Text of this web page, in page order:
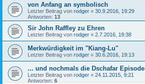
von Anfang an symbolisch
Letzter Beitrag von rodger « 30.9.2016, 19:29
Antworten: 13
Sir John Raffley zu Ehren
Letzter Beitrag von rodger « 2.7.2016, 19:38
Merkwürdigkeit im "Kiang-Lu"
Letzter Beitrag von rodger « 30.6.2016, 19:13
... und nochmals die Dschafar Episode
Letzter Beitrag von rodger « 24.11.2015, 9:21
Antworten: 6